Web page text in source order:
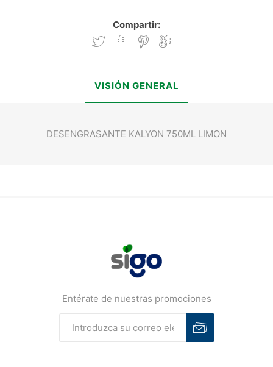
Compartir:
VISIÓN GENERAL
DESENGRASANTE KALYON 750ML LIMON
Entérate de nuestras promociones